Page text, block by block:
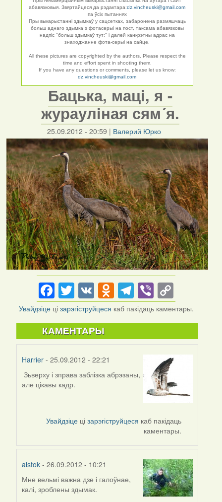
абавязковыя. Звяртайцеся да рэдактара:dz.vincheuski@gmail.com
па ўсіх пытаннях
Пры выкарыстанні здымкаў у сацсетках, забаронена размяшчаць
больш аднаго здымка з фотасерыі на пост, таксама абавязковы
надпіс "больш здымкаў тут:" і далей канкрэтны адрас на
знаходжанне фота-серыі на сайце.
All these pictures are copyrighted by the authors. Please respect the
time and effort spent in shooting them.
If you have any questions or comments, please let us know:
dz.vincheuski@gmail.com
Бацька, мацi, я -
жураулiная сям´я.
25.09.2012 - 20:59 | Валерий Юрко
Facebook
Twitter
VKOdnoklassniki
Telegram
Viber
Link
Увайдзіце цізарэгіструйцеся каб пакідаць каментары.
КАМЕНТАРЫ
Harrier - 25.09.2012 - 22:21
Зьверху і зправа заблізка абрэзаны,
але цікавы кадр.
Увайдзіце цізарэгіструйцеся каб пакідаць
каментары.
aistok - 26.09.2012 - 10:21
In
reply
Мне вельмі важна дзе і галоўнае,
калі, зроблены здымак.